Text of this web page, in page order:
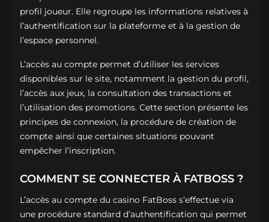
Avantages de l’inscription à FatBoss
profil joueur. Elle regroupe les informations relatives à
l’authentification sur la plateforme et à la gestion de
l’espace personnel.
L’accès au compte permet d’utiliser les services
disponibles sur le site, notamment la gestion du profil,
l’accès aux jeux, la consultation des transactions et
l’utilisation des promotions. Cette section présente les
principes de connexion, la procédure de création de
compte ainsi que certaines situations pouvant
empêcher l’inscription.
COMMENT SE CONNECTER À FATBOSS ?
L’accès au compte du casino FatBoss s’effectue via
une procédure standard d’authentification qui permet